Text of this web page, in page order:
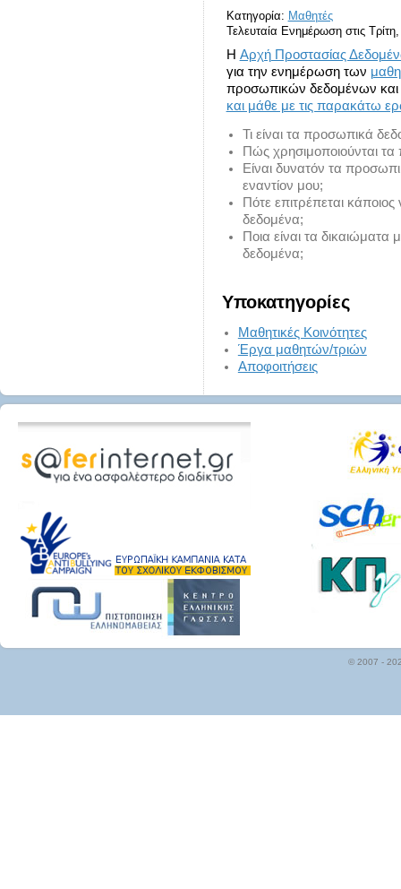
Κατηγορία: Μαθητές
Τελευταία Ενημέρωση στις
H Αρχή Προστασίας
για την ενημέρωση των
προσωπικών δεδομένων και
και μάθε με τις παρακάτω
Τι είναι τα προσωπικά
Πώς χρησιμοποιούνται
Είναι δυνατόν τα
εναντίον μου;
Πότε επιτρέπεται
δεδομένα;
Ποια είναι τα
δεδομένα;
Υποκατηγορίες
Μαθητικές Κοινότητες
Έργα μαθητών/τριών
Αποφοιτήσεις
© 2007 -